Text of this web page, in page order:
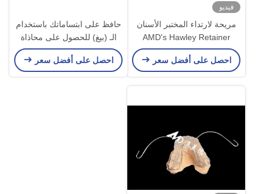
فيديو
مريحة لارتداء المختبر الأسنان
AMD's Hawley Retainer
للاعتماد الآمن والصحي
احصل على أفضل سعر
حافظ على ابتساماتك باستخدام
الـ (بيغ) للحصول على محاذاة
مثالية ونتائج طويلة الأمد
احصل على أفضل سعر